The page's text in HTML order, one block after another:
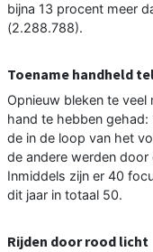
bijna 13 procent meer
(2.288.788).
Toename handheld
Opnieuw bleken te veel
hand te hebben
de in de loop van het
de andere werden door
Inmiddels zijn er 40
dit jaar in totaal 50.
Rijden door rood licht